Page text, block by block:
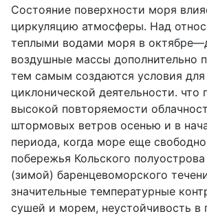
Состояние поверхности моря
циркуляцию атмосферы. Над
теплыми водами моря в
воздушные массы дополнительно
тем самым создаются условия
циклонической деятельности. что
высокой повторяемости
штормовых ветров осенью и в
периода, когда море еще
побережья Кольского
(зимой) баренцевоморского
значительные температурные
сушей и морем, неустойчивость в